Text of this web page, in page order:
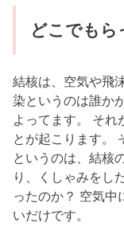
どこでもら
結核は、空気や飛
染というのは誰か
よってます。 それ
とが起こります。
というのは、結核
り、くしゃみをし
ったのか？ 空気中
いだけです。